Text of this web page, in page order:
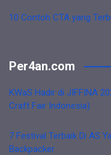
10 Contoh CTA yang
Per4an.com
KWaS Hadir di JIFFINA
Craft Fair Indonesia)
7 Festival Terbaik Di AS
Backpacker